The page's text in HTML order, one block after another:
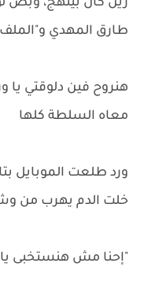
زين كان بينهج، وبص
طارق المهدي و"الملف
هنروح فين دلوقتي يا
معاه السلطة كلها
ورد طلعت الموبايل
خلت الدم يهرب من
"إحنا مش هنستخبى يا